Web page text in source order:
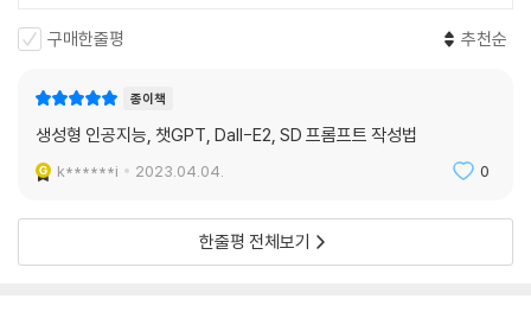
구매한줄평 추천순
종이책
생성형 인공지능, 챗GPT, Dall-E2, SD 프롬프트 작성법
k******i 2023.04.04. 0
한줄평 전체보기